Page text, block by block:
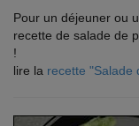
Pour un déjeuner ou
recette de salade de
!
lire la recette "Salade